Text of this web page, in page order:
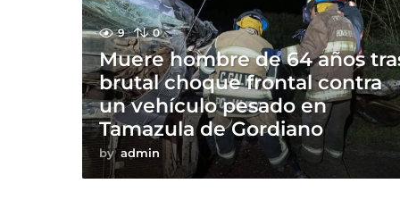
9 0
Muere hombre de 64 años
brutal choque frontal contra
un vehículo pesado en
Tamazula de Gordiano
by admin